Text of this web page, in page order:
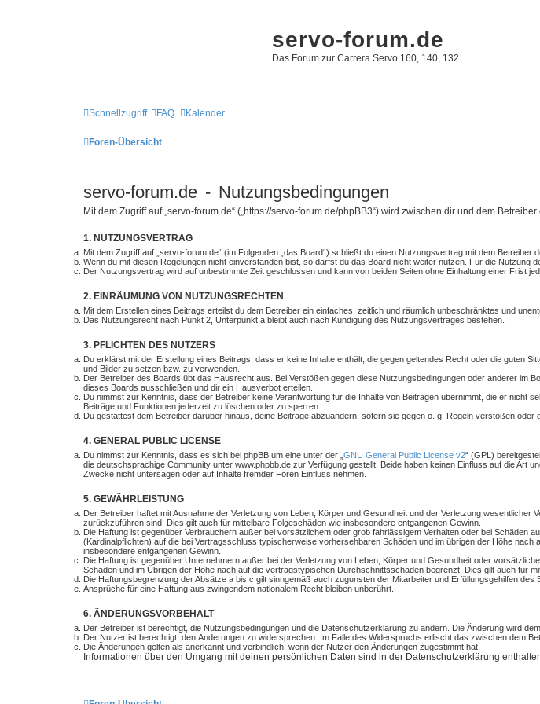
servo-forum.de
Das Forum zur Carrera Servo 160, 140, 132
Schnellzugriff FAQ Kalender
Foren-Übersicht
servo-forum.de - Nutzungsbedingungen
Mit dem Zugriff auf „servo-forum.de“ („https://servo-forum.de/phpBB3“) wird zwischen dir und dem
1. NUTZUNGSVERTRAG
Mit dem Zugriff auf „servo-forum.de“ (im Folgenden „das Board“) schließt du einen Nutzungsvertrag mit dem
Wenn du mit diesen Regelungen nicht einverstanden bist, so darfst du das Board nicht weiter nutzen. Für die Nutzung
Der Nutzungsvertrag wird auf unbestimmte Zeit geschlossen und kann von beiden Seiten ohne Einhaltung einer Frist
2. EINRÄUMUNG VON NUTZUNGSRECHTEN
Mit dem Erstellen eines Beitrags erteilst du dem Betreiber ein einfaches, zeitlich und räumlich unbeschränktes und
Das Nutzungsrecht nach Punkt 2, Unterpunkt a bleibt auch nach Kündigung des Nutzungsvertrages bestehen.
3. PFLICHTEN DES NUTZERS
Du erklärst mit der Erstellung eines Beitrags, dass er keine Inhalte enthält, die gegen geltendes Recht oder die guten
und Bilder zu setzen bzw. zu verwenden.
Der Betreiber des Boards übt das Hausrecht aus. Bei Verstößen gegen diese Nutzungsbedingungen oder anderer im
dieses Boards ausschließen und dir ein Hausverbot erteilen.
Du nimmst zur Kenntnis, dass der Betreiber keine Verantwortung für die Inhalte von Beiträgen übernimmt, die er nicht
Beiträge und Funktionen jederzeit zu löschen oder zu sperren.
Du gestattest dem Betreiber darüber hinaus, deine Beiträge abzuändern, sofern sie gegen o. g. Regeln verstoßen oder
4. GENERAL PUBLIC LICENSE
Du nimmst zur Kenntnis, dass es sich bei phpBB um eine unter der „ GNU General Public License v2“ (GPL)
die deutschsprachige Community unter www.phpbb.de zur Verfügung gestellt. Beide haben keinen Einfluss auf die
Zwecke nicht untersagen oder auf Inhalte fremder Foren Einfluss nehmen.
5. GEWÄHRLEISTUNG
Der Betreiber haftet mit Ausnahme der Verletzung von Leben, Körper und Gesundheit und der Verletzung
zurückzuführen sind. Dies gilt auch für mittelbare Folgeschäden wie insbesondere entgangenen Gewinn.
Die Haftung ist gegenüber Verbrauchern außer bei vorsätzlichem oder grob fahrlässigem Verhalten oder bei Schäden
(Kardinalpflichten) auf die bei Vertragsschluss typischerweise vorhersehbaren Schäden und im übrigen der Höhe
insbesondere entgangenen Gewinn.
Die Haftung ist gegenüber Unternehmern außer bei der Verletzung von Leben, Körper und Gesundheit oder
Schäden und im Übrigen der Höhe nach auf die vertragstypischen Durchschnittsschäden begrenzt. Dies gilt auch für
Die Haftungsbegrenzung der Absätze a bis c gilt sinngemäß auch zugunsten der Mitarbeiter und Erfüllungsgehilfen des
Ansprüche für eine Haftung aus zwingendem nationalem Recht bleiben unberührt.
6. ÄNDERUNGSVORBEHALT
Der Betreiber ist berechtigt, die Nutzungsbedingungen und die Datenschutzerklärung zu ändern. Die Änderung wird
Der Nutzer ist berechtigt, den Änderungen zu widersprechen. Im Falle des Widerspruchs erlischt das zwischen dem
Die Änderungen gelten als anerkannt und verbindlich, wenn der Nutzer den Änderungen zugestimmt hat.
Informationen über den Umgang mit deinen persönlichen Daten sind in der Datenschutzerklärung